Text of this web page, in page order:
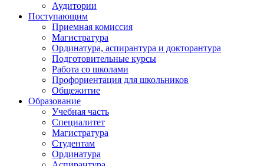
Аудитории
Поступающим
Приемная комиссия
Магистратура
Ординатура, аспирантура и докторантура
Подготовительные курсы
Работа со школами
Профориентация для школьников
Общежитие
Образование
Учебная часть
Специалитет
Магистратура
Студентам
Ординатура